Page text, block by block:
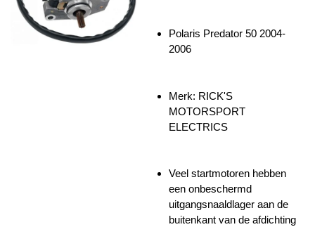
Polaris Predator 50 2004-
2006
Merk: RICK'S
MOTORSPORT
ELECTRICS
Veel startmotoren hebben
een onbeschermd
uitgangsnaaldlager aan de
buitenkant van de afdichting